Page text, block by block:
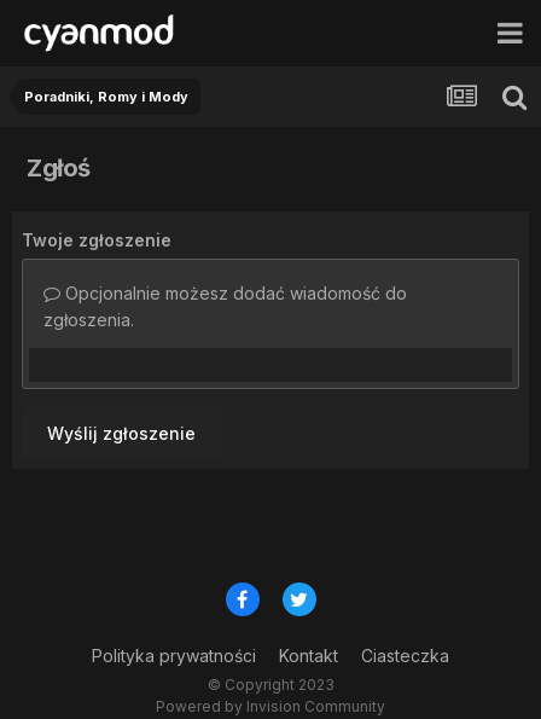
Poradniki, Romy i Mody
Zgłoś
Twoje zgłoszenie
Opcjonalnie możesz dodać wiadomość do
zgłoszenia.
Wyślij zgłoszenie
Polityka prywatności Kontakt Ciasteczka
© Copyright 2023
Powered by Invision Community